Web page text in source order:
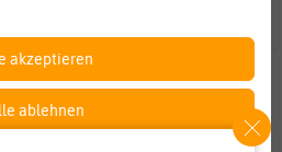
akzeptieren
ablehnen